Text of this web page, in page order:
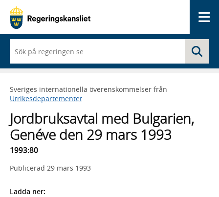
du
börjar
skriva
framträder
en
med
sökförslag
Sveriges internationella överenskommelser från
Utrikesdepartementet
Jordbruksavtal med Bulgarien,
Genéve den 29 mars 1993
1993:80
Publicerad 29 mars 1993
Ladda ner: